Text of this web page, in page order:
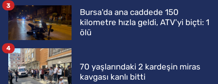
Bursa'da ana caddede 150
kilometre hızla geldi, ATV'yi biçti: 1
ölü
3
70 yaşlarındaki 2 kardeşin miras
kavgası kanlı bitti
4